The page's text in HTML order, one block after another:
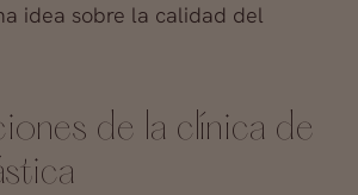
idea sobre la calidad del
de la clínica de